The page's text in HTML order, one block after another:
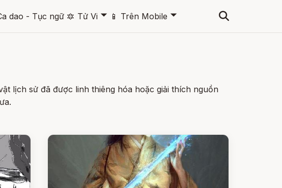
dao - Tục ngữ 🔯 Tử Vi 🞃 📱 Trên Mobile 🞃
lịch sử đã được linh thiêng hóa hoặc giải thích nguồn